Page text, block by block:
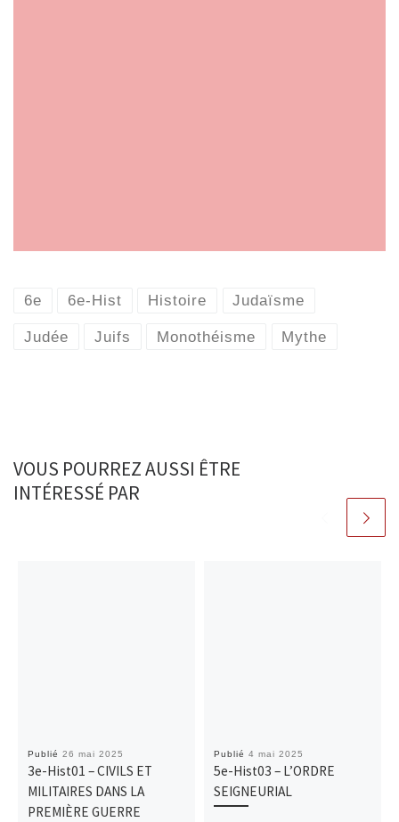
6e 6e-Hist Histoire Judaïsme
Judée Juifs Monothéisme Mythe
VOUS POURREZ AUSSI ÊTRE
INTÉRESSÉ PAR
Publié26 mai 2025
3e-Hist01 – CIVILS ET
MILITAIRES DANS LA
PREMIÈRE GUERRE
Publié4 mai 2025
5e-Hist03 – L’ORDRE
SEIGNEURIAL